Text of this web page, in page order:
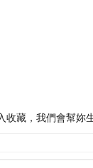
藏，我們會幫妳